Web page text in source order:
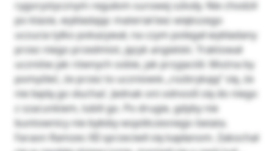
rygorystycznym regułom surowej szkoły. Nie chodził
po klasie, wykładając materiał bez większego
uczucia tylko pokazywał, na czym polegał wykładany
przez niego przedmiot, język angielski. Traktował
uczniów jak równych sobie, jak przyjaciół. Można by
pomyśleć, że przez to uczniowie „rozbrykają” się, że
nie będą go słuchać. Jednak oni odnosili się do niego
z szacunkiem, lubili go. Po drugie, gdyby nie
buntownicy nie byłoby współczesnego świata.
Faraon Ramzes XII sprzeciwił się kapłanom. Zakochał